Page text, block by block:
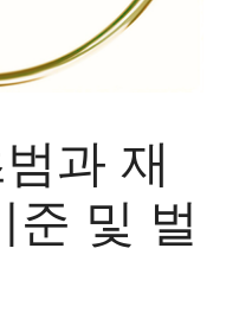
과 재
준 및 벌